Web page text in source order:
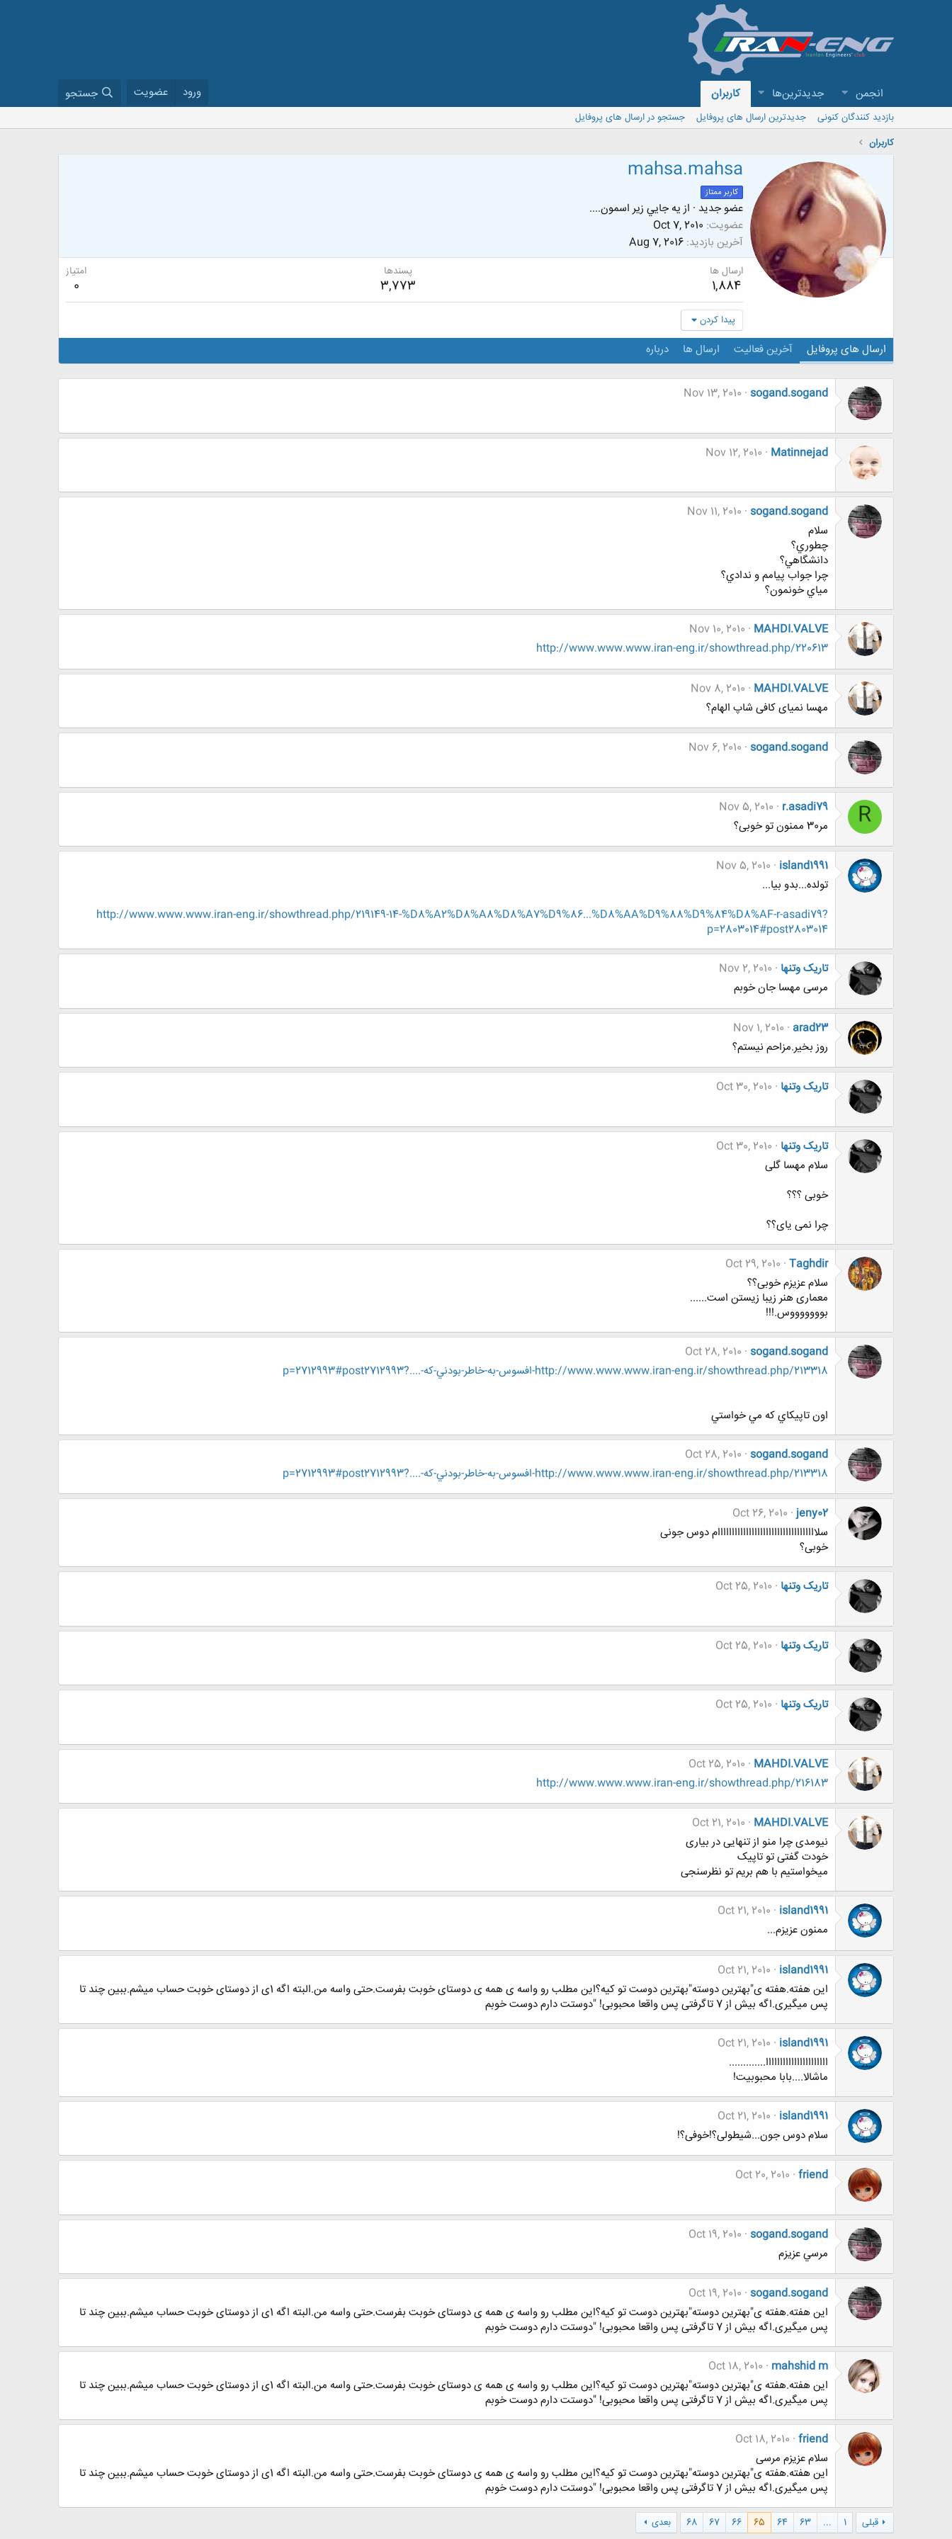
انجمن جدیدترین‌ها کاربران ورود عضویت جستجو
بازدید کنندگان کنونی جدیدترین ارسال های پروفایل
جستجو در ارسال های پروفایل
کاربران
mahsa.mahsa
کاربر ممتاز
عضو جدید · از يه جايي زير اسمون....
عضویت Oct 7, 2010
آخرین بازدید Aug 7, 2016
ارسال ها
1,884
پسندها
3,773
امتیاز
0
پیدا کردن
ارسال های پروفایل آخرین فعالیت ارسال ها درباره
sogand.sogand
Nov 13, 2010
Matinnejad
Nov 12, 2010
sogand.sogand
Nov 11, 2010
سلام
چطوري؟
دانشگاهي؟
چرا جواب پيامم و ندادي؟
مياي خونمون؟
MAHDI.VALVE
Nov 10, 2010
http://www.www.www.iran-eng.ir/showthread.php/220613
MAHDI.VALVE
Nov 8, 2010
مهسا نمیای کافی شاپ الهام؟
sogand.sogand
Nov 6, 2010
R
r.asadi79
Nov 5, 2010
مر30 ممنون تو خوبی؟
island1991
Nov 5, 2010
تولده...بدو بیا...
http://www.www.www.iran-eng.ir/showthread.php/219149-14-%D8%A2%D8%A8%D8%A7%D9%86...%D8%AA%D9%88%D9%84%D8%AF-r-asadi79?
p=2803014#post2803014
تاریک وتنها Nov 2, 2010
مرسی مهسا جان خوبم
arad23
Nov 1, 2010
روز بخیر.مزاحم نیستم؟
تاریک وتنها Oct 30, 2010
تاریک وتنها Oct 30, 2010
سلام مهسا گلی
خوبی ؟؟؟
چرا نمی یای؟؟
Taghdir
Oct 29, 2010
سلام عزیزم خوبی؟؟
معماری هنر زیبا زیستن است......
بوووووووس.!!!
sogand.sogand
Oct 28, 2010
http://www.www.www.iran-eng.ir/showthread.php/213318-افسوس-به-خاطر-بودني-كه-....?p=2712993#post2712993
اون تاپيكاي كه مي خواستي
sogand.sogand
Oct 28, 2010
http://www.www.www.iran-eng.ir/showthread.php/213318-افسوس-به-خاطر-بودني-كه-....?p=2712993#post2712993
jeny02
Oct 26, 2010
سلااااااااااااااااااااااااااااااااااام دوس جونی
خوبی؟
تاریک وتنها Oct 25, 2010
تاریک وتنها Oct 25, 2010
تاریک وتنها Oct 25, 2010
MAHDI.VALVE
Oct 25, 2010
http://www.www.www.iran-eng.ir/showthread.php/216183
MAHDI.VALVE
Oct 21, 2010
نیومدی چرا منو از تنهایی در بیاری
خودت گفتی تو تاپیک
میخواستیم با هم بریم تو نظرسنجی
island1991
Oct 21, 2010
ممنون عزیزم...
island1991
Oct 21, 2010
این هفته.هفته ی"بهترین دوسته"بهترین دوست تو کیه؟این مطلب رو واسه ی همه ی دوستای خوبت بفرست.حتی واسه من.البته اگه 1ی از دوستای خوبت حساب میشم.ببین چند تا
پس میگیری.اگه بیش از 7 تاگرفتی پس واقعا محبوبی! "دوستت دارم دوست خوبم
island1991
Oct 21, 2010
اااااااااااااااااااااا.............
ماشالا....بابا محبوبیت!
island1991
Oct 21, 2010
سلام دوس جون...شیطولی؟!خوفی؟!
friend
Oct 20, 2010
sogand.sogand
Oct 19, 2010
مرسي عزيزم
sogand.sogand
Oct 19, 2010
این هفته.هفته ی"بهترین دوسته"بهترین دوست تو کیه؟این مطلب رو واسه ی همه ی دوستای خوبت بفرست.حتی واسه من.البته اگه 1ی از دوستای خوبت حساب میشم.ببین چند تا
پس میگیری.اگه بیش از 7 تاگرفتی پس واقعا محبوبی! "دوستت دارم دوست خوبم
mahshid m
Oct 18, 2010
این هفته.هفته ی"بهترین دوسته"بهترین دوست تو کیه؟این مطلب رو واسه ی همه ی دوستای خوبت بفرست.حتی واسه من.البته اگه 1ی از دوستای خوبت حساب میشم.ببین چند تا
پس میگیری.اگه بیش از 7 تاگرفتی پس واقعا محبوبی! "دوستت دارم دوست خوبم
friend
Oct 18, 2010
سلام عزیزم مرسی
این هفته.هفته ی"بهترین دوسته"بهترین دوست تو کیه؟این مطلب رو واسه ی همه ی دوستای خوبت بفرست.حتی واسه من.البته اگه 1ی از دوستای خوبت حساب میشم.ببین چند تا
پس میگیری.اگه بیش از 7 تاگرفتی پس واقعا محبوبی! "دوستت دارم دوست خوبم
قبلی 1
...
63
64
65
66
67
68 بعدی